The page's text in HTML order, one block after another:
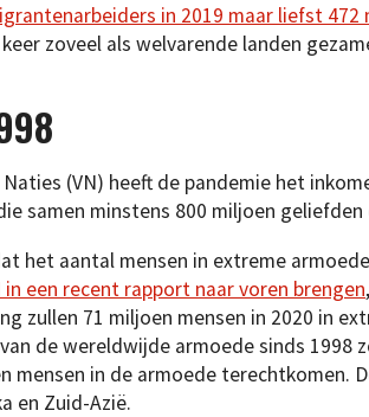
in 2019 maar liefst 472
zoveel als welvarende landen
(VN) heeft de pandemie het
samen minstens 800 miljoen geliefden
het aantal mensen in extreme
in een recent rapport naar voren brengen
zullen 71 miljoen mensen in 2020 in
de wereldwijde armoede sinds 1998
mensen in de armoede terechtkomen.
en Zuid-Azië.